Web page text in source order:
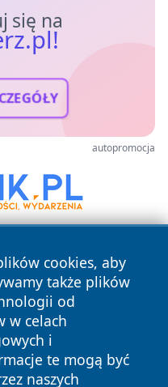
się na
autopromocja
cookies, aby
także plików
od
w celach
i
te mogą być
naszych
prawa zastrzeżone.